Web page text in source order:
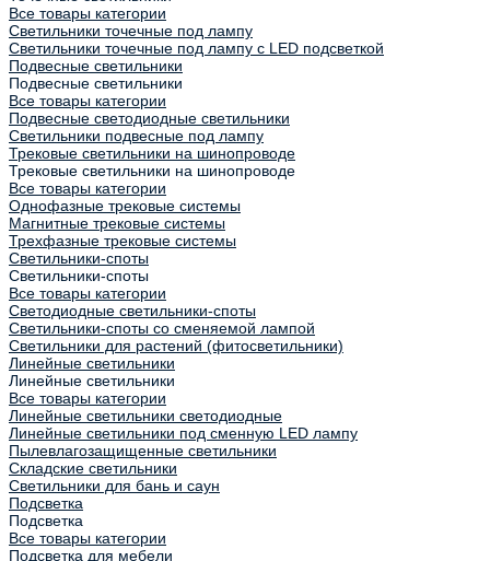
Все товары категории
Светильники точечные под лампу
Светильники точечные под лампу с LED подсветкой
Подвесные светильники
Подвесные светильники
Все товары категории
Подвесные светодиодные светильники
Светильники подвесные под лампу
Трековые светильники на шинопроводе
Трековые светильники на шинопроводе
Все товары категории
Однофазные трековые системы
Магнитные трековые системы
Трехфазные трековые системы
Светильники-споты
Светильники-споты
Все товары категории
Светодиодные светильники-споты
Светильники-споты со сменяемой лампой
Светильники для растений (фитосветильники)
Линейные светильники
Линейные светильники
Все товары категории
Линейные светильники светодиодные
Линейные светильники под сменную LED лампу
Пылевлагозащищенные светильники
Складские светильники
Светильники для бань и саун
Подсветка
Подсветка
Все товары категории
Подсветка для мебели